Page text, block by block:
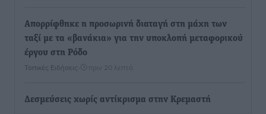
Απορρίφθηκε η προσωρινή διαταγή στη μάχη των
ταξί με τα «βανάκια» για την υποκλοπή μεταφορικού
έργου στη Ρόδο
Τοπικές Ειδήσεις πριν 20 λεπτά
Δεσμεύσεις χωρίς αντίκρισμα στην Κρεμαστή